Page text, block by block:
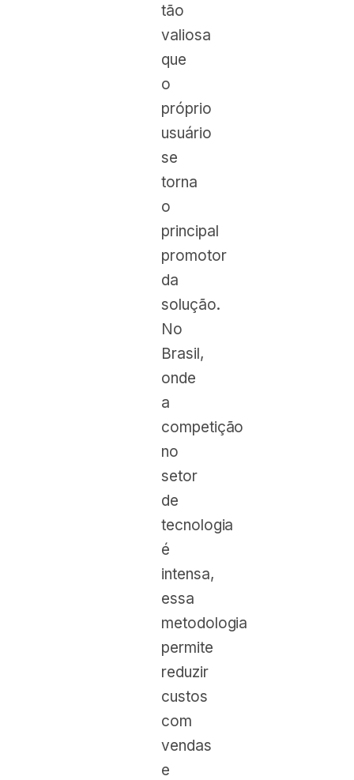
tão
valiosa
que
o
próprio
usuário
se
torna
o
principal
promotor
da
solução.
No
Brasil,
onde
a
competição
no
setor
de
tecnologia
é
intensa,
essa
metodologia
permite
reduzir
custos
com
vendas
e